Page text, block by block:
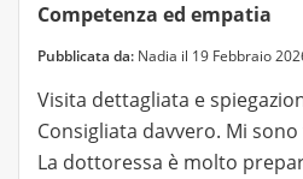
Competenza ed empatia
Pubblicata da: Nadia il 19 Febbraio
Visita dettagliata e
Consigliata davvero. Mi
La dottoressa è molto